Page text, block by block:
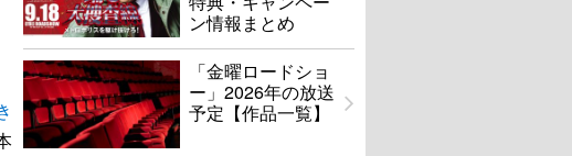
ン情報まとめ
「金曜ロードショ
ー」2026年の放送
予定【作品一覧】